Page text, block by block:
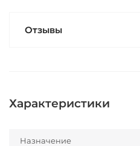
Отзывы
Характеристики
Назначение